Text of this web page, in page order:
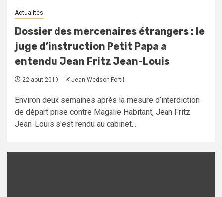
Actualités
Dossier des mercenaires étrangers : le
juge d’instruction Petit Papa a
entendu Jean Fritz Jean-Louis
22 août 2019 Jean Wedson Fortil
Environ deux semaines après la mesure d’interdiction
de départ prise contre Magalie Habitant, Jean Fritz
Jean-Louis s'est rendu au cabinet...